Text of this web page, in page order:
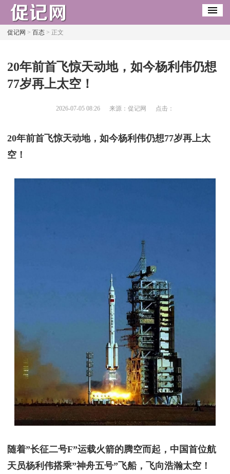
促记网 > 百态> 正文
​20年前首飞惊天动地，如今杨利伟仍想
77岁再上太空！
2026-07-05 08:26 来源：促记网 点击：
20年前首飞惊天动地，如今杨利伟仍想77岁再上太
空！
随着”长征二号F”运载火箭的腾空而起，中国首位航
天员杨利伟搭乘”神舟五号”飞船，飞向浩瀚太空！